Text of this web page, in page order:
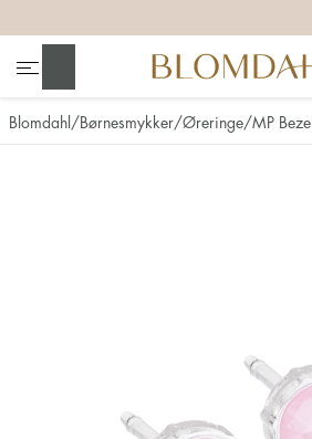
Blomdahl Børnesmykker Øreringe MP Bezel